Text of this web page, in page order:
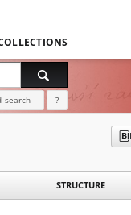
search ?
STRUCTURE